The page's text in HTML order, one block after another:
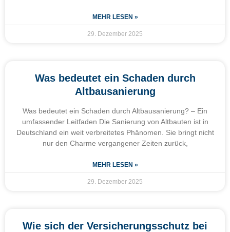
MEHR LESEN »
29. Dezember 2025
Was bedeutet ein Schaden durch
Altbausanierung
Was bedeutet ein Schaden durch Altbausanierung? – Ein
umfassender Leitfaden Die Sanierung von Altbauten ist in
Deutschland ein weit verbreitetes Phänomen. Sie bringt nicht
nur den Charme vergangener Zeiten zurück,
MEHR LESEN »
29. Dezember 2025
Wie sich der Versicherungsschutz bei